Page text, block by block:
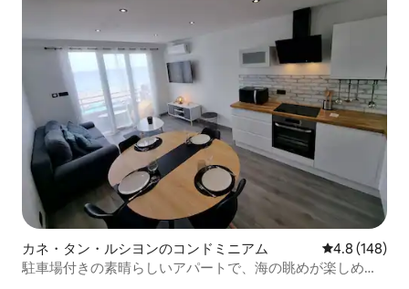
カネ・タン・ルシヨンのコンドミニアム レビュー148
4.8 (148)
駐車場付きの素晴らしいアパートで、海の眺めが楽しめま